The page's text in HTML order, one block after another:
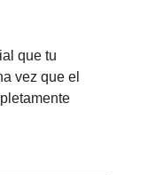
que tu
vez que el